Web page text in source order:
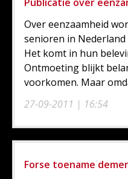
27-09-2011 | 16:54
Over eenzaamheid
senioren in
Het komt in hun
Ontmoeting blijkt
voorkomen. Maar
Forse toename